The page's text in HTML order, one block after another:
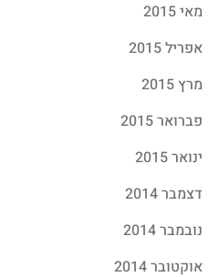
מאי 2015
אפריל 2015
מרץ 2015
פברואר 2015
ינואר 2015
דצמבר 2014
נובמבר 2014
אוקטובר 2014